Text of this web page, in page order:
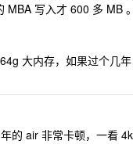
写入才 600 多 MB
大内存，如果过个几
的 air 非常卡顿，一看